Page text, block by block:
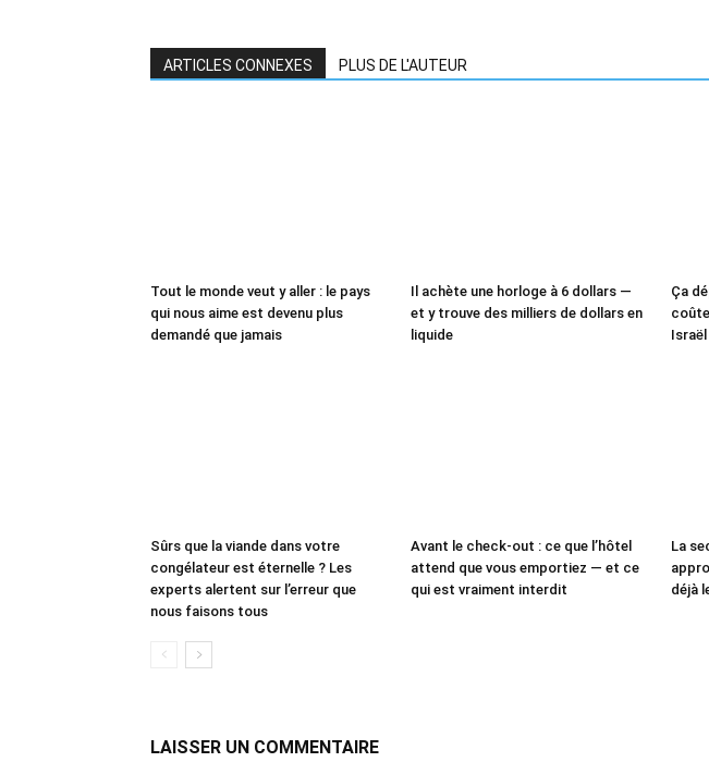
ARTICLES CONNEXES PLUS DE L'AUTEUR
Tout le monde veut y aller : le pays
qui nous aime est devenu plus
demandé que jamais
Il achète une horloge à 6 dollars —
et y trouve des milliers de dollars en
liquide
Ça
Israël
Sûrs que la viande dans votre
congélateur est éternelle ? Les
experts alertent sur l’erreur que
nous faisons tous
Avant le check-out : ce que l’hôtel
attend que vous emportiez — et ce
qui est vraiment interdit
La
déjà
LAISSER UN COMMENTAIRE